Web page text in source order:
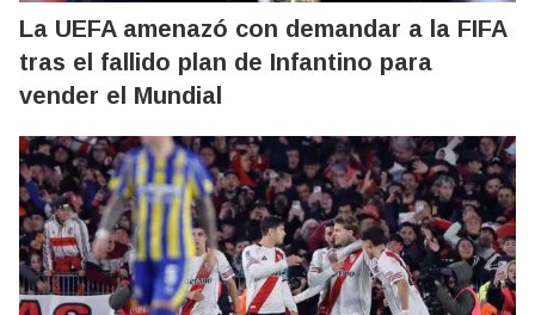
La UEFA amenazó con demandar a la FIFA
tras el fallido plan de Infantino para
vender el Mundial